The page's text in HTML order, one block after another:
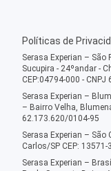
Políticas de
Serasa Experian – São
Sucupira - 24ºandar -
CEP:04794-000 -
Serasa Experian –
– Bairro Velha,
62.173.620/0104-95
Serasa Experian – São
Carlos/SP CEP:
Serasa Experian –